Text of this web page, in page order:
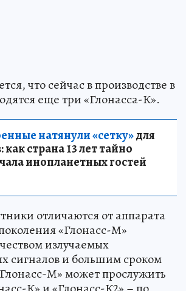
что сейчас в производстве в
еще три «Глонасса-К».
натянули «сетку»для
страна 13 лет тайно
инопланетных гостей
отличаются от аппарата
«Глонасс-М»
излучаемых
сигналов и большим сроком
М» может прослужить